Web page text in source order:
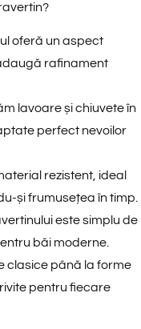
oferă un aspect
rafinament
lavoare și chiuvete în
perfect nevoilor
rezistent, ideal
și frumusețea în timp.
este simplu de
băi moderne.
clasice până la forme
pentru fiecare